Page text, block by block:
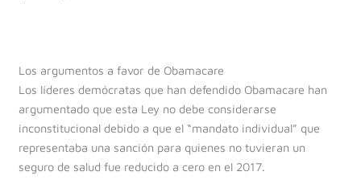
Los argumentos a favor de Obamacare
Los líderes demócratas que han defendido Obamacare han
argumentado que esta Ley no debe considerarse
inconstitucional debido a que el “mandato individual” que
representaba una sanción para quienes no tuvieran un
seguro de salud fue reducido a cero en el 2017.